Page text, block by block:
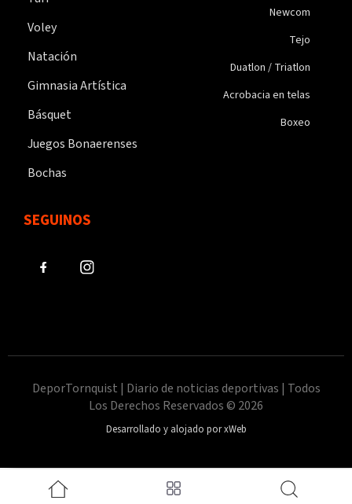
Voley
Natación
Gimnasia Artística
Básquet
Juegos Bonaerenses
Bochas
Newcom
Tejo
Duatlon / Triatlon
Acrobacia en telas
Boxeo
SEGUINOS
DeporTornquist | Diario de noticias deportivas | Todos
Los Derechos Reservados © 2026
Desarrollado y alojado por xWeb